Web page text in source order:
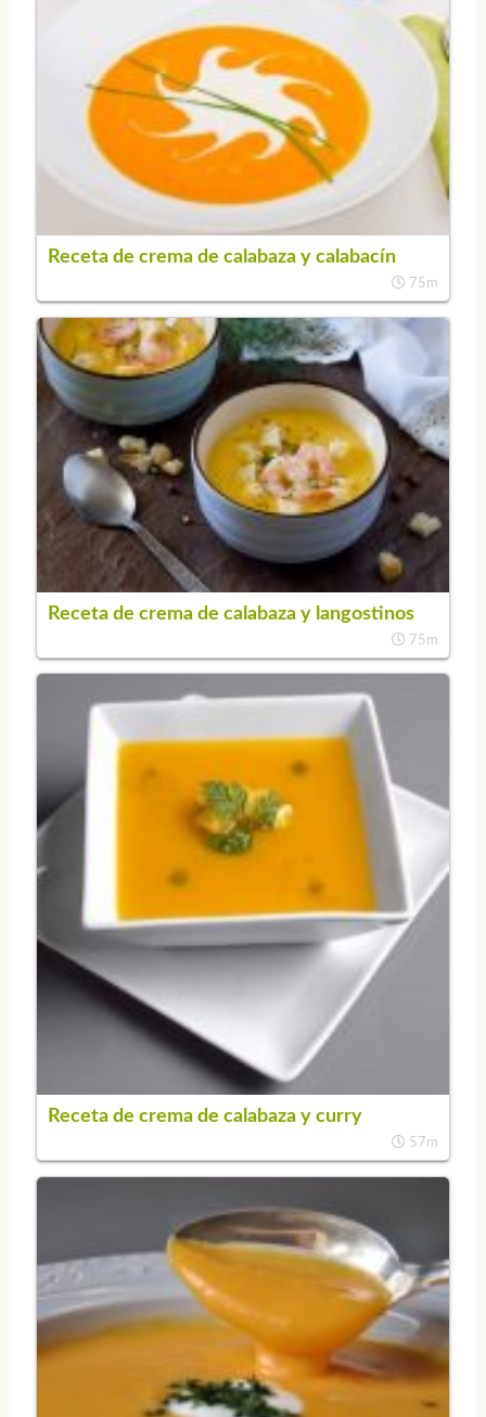
Receta de crema de calabaza y calabacín
75m
Receta de crema de calabaza y langostinos
75m
Receta de crema de calabaza y curry
57m